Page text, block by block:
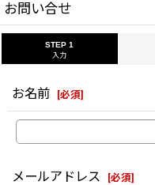
お問い合せ
STEP 1
入力
お名前 [必須]
メールアドレス [必須]